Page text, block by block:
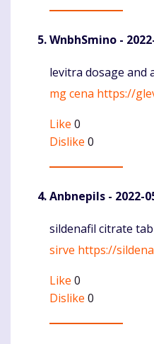
WnbhSmino -
Komentaras
levitra dosage and
mg cena https://
Like 0
Dislike 0
Anbnepils - 2022-
Komentaras
sildenafil citrate
sirve https://
Like 0
Dislike 0